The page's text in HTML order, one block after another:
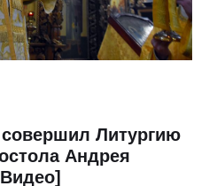
Литургию
Андрея